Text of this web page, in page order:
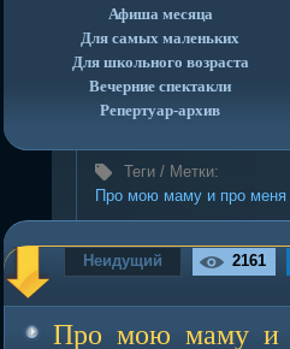
Афиша месяца
Для самых маленьких
Для школьного возраста
Вечерние спектакли
Репертуар-архив
Теги / Метки:
Про мою маму и про меня
Неидущий 2161
Про мою маму и